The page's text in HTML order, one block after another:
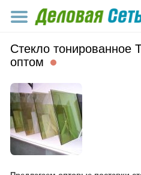
Стекло тонированное
оптом